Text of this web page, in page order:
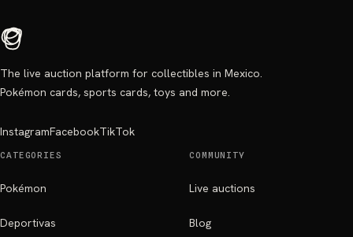
The live auction platform for collectibles in Mexico.
Pokémon cards, sports cards, toys and more.
InstagramFacebookTikTok
CATEGORIES
Pokémon
Deportivas
COMMUNITY
Live auctions
Blog